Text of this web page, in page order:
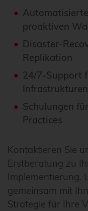
proaktiven
Disaster-
Replikation
24/7-Support
Infrastrukturen
Schulungen
Practices
Kontaktieren Sie
Erstberatung zu
Implementierung.
gemeinsam mit
Strategie für Ihre